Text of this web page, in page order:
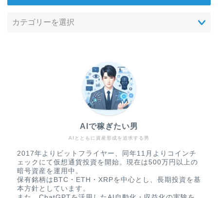
AIとともに資産形成を追求する男
AIで稼ぎたい男
2017年よりビットフライヤー、同年11月よりコインチ
ェックにて仮想通貨投資を開始。現在は500万円以上の
暗号資産を運用中。
保有銘柄はBTC・ETH・XRPを中心とし、長期投資を基
本方針としています。